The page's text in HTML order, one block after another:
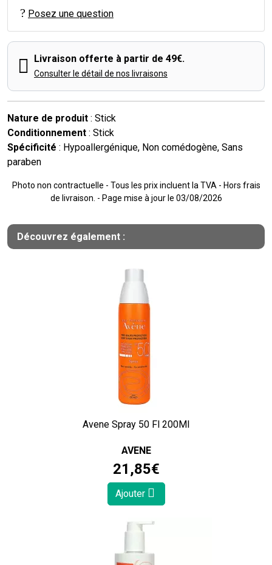
Posez une question
Livraison offerte à partir de 49€.
Consulter le détail de nos livraisons
Nature de produit : Stick
Conditionnement : Stick
Spécificité : Hypoallergénique, Non comédogène, Sans
paraben
Photo non contractuelle - Tous les prix incluent la TVA - Hors frais
de livraison. - Page mise à jour le 03/08/2026
Découvrez également :
Avene Spray 50 Fl 200Ml
AVENE
21 ,85€
Ajouter